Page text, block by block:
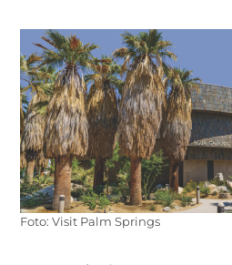
Foto: Visit Palm Springs